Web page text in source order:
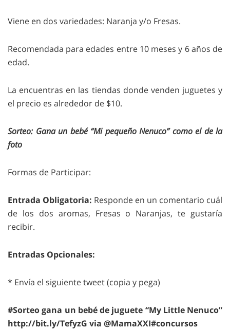
Viene en dos variedades: Naranja y/o Fresas.
Recomendada para edades entre 10 meses y 6 años de
edad.
La encuentras en las tiendas donde venden juguetes y
el precio es alrededor de $10.
Sorteo: Gana un bebé “Mi pequeño Nenuco” como el de la
foto
Formas de Participar:
Entrada Obligatoria: Responde en un comentario cuál
de los dos aromas, Fresas o Naranjas, te gustaría
recibir.
Entradas Opcionales:
* Envía el siguiente tweet (copia y pega)
#Sorteo gana un bebé de juguete “My Little Nenuco”
http://bit.ly/TefyzG via @MamaXXI#concursos